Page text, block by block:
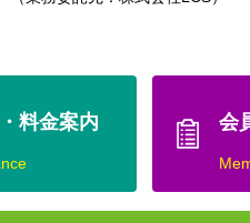
料金案内 会